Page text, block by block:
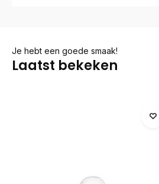
Je hebt een goede smaak!
Laatst bekeken